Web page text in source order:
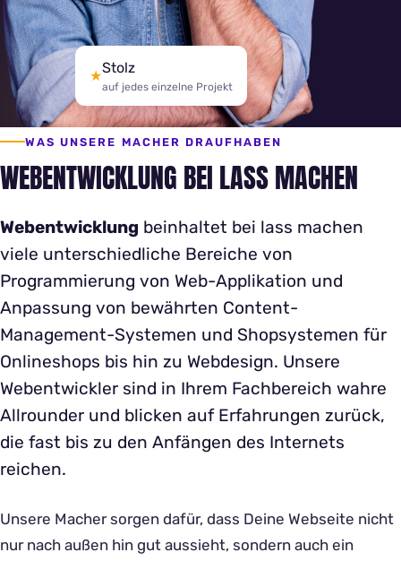
★Stolz
auf jedes einzelne Projekt
WAS UNSERE MACHER DRAUFHABEN
WEBENTWICKLUNG BEI LASS MACHEN
Webentwicklung beinhaltet bei lass machen
viele unterschiedliche Bereiche von
Programmierung von Web-Applikation und
Anpassung von bewährten Content-
Management-Systemen und Shopsystemen für
Onlineshops bis hin zu Webdesign. Unsere
Webentwickler sind in Ihrem Fachbereich wahre
Allrounder und blicken auf Erfahrungen zurück,
die fast bis zu den Anfängen des Internets
reichen.
Unsere Macher sorgen dafür, dass Deine Webseite nicht
nur nach außen hin gut aussieht, sondern auch ein